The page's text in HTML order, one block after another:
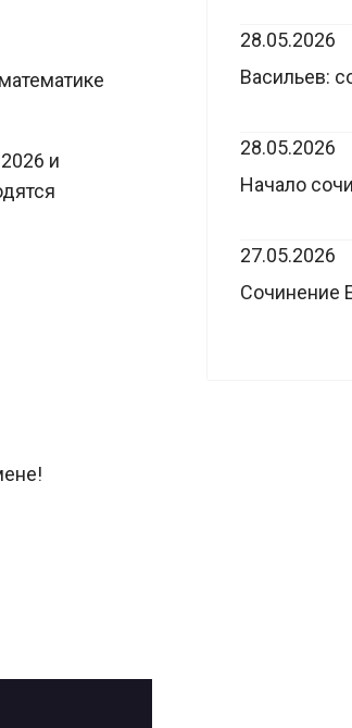
и
28.05.2026
Васильев:
28.05.2026
Начало
27.05.2026
Сочинение